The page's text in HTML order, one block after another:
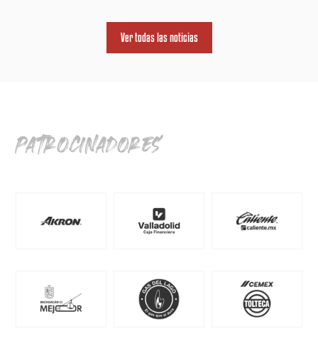
Ver todas las noticias
patrocinadores